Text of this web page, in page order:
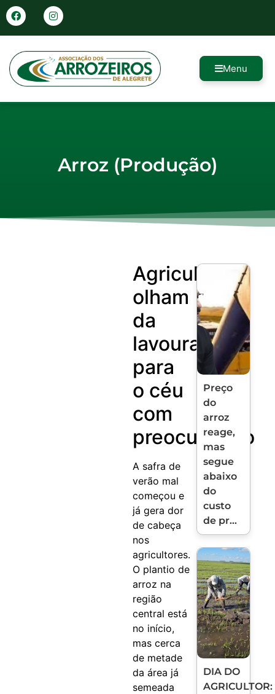
Menu
Arroz (Produção)
Agricultores
olham
da
lavoura
para
o céu
com
preocupação
A safra de
verão mal
começou e
já gera dor
de cabeça
nos
agricultores.
O plantio de
arroz na
região
central está
no início,
mas cerca
de metade
da área já
semeada
Preço
do
arroz
reage,
mas
segue
abaixo
do
custo
de pr...
DIA DO
AGRICULTOR: